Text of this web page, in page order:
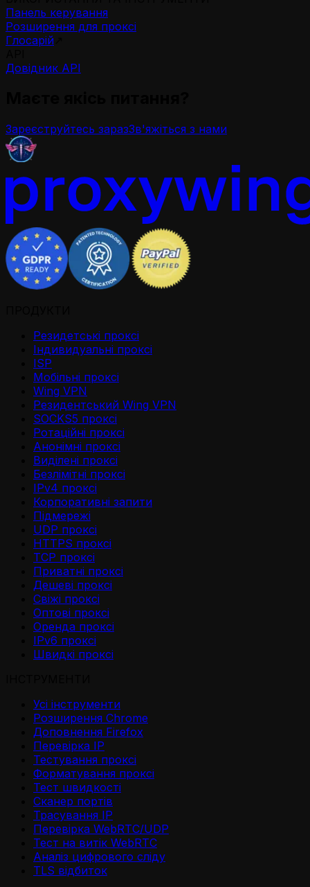
Панель керування
Розширення для проксі
Глосарій
Довідник API
Зареєструйтесь заразЗв'яжіться з нами
Резидетськi проксi
Iндивидуальнi проксi
ISP
Мобільні проксі
Wing VPN
Резидентський Wing VPN
SOCKS5 проксі
Ротаційні проксі
Анонімні проксі
Виділені проксі
Безлімітні проксі
IPv4 проксі
Корпоративні запити
Підмережі
UDP проксі
HTTPS проксі
TCP проксі
Приватні проксі
Дешеві проксі
Свіжі проксі
Оптові проксі
Оренда проксі
IPv6 проксі
Швидкі проксі
Усі інструменти
Розширення Chrome
Доповнення Firefox
Перевірка IP
Тестування проксі
Форматування проксі
Тест швидкості
Сканер портів
Трасування IP
Перевірка WebRTC/UDP
Тест на витік WebRTC
Аналіз цифрового сліду
TLS відбиток